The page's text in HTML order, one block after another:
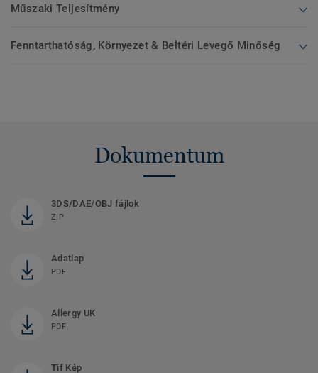
Műszaki Teljesítmény
Fenntarthatóság, Környezet & Beltéri Levegő Minőség
Dokumentum
3DS/DAE/OBJ fájlok
ZIP
Adatlap
PDF
Allergy UK
PDF
Tif Kép